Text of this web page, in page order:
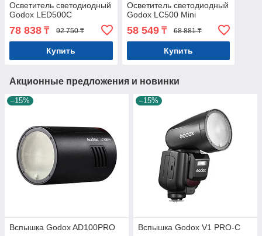
Осветитель светодиодный
Godox LED500C
78 838 ₸ 92 750 ₸
Купить
Осветитель светодиодный
Godox LC500 Mini
58 549₸ 68 881 ₸
Купить
Акционные предложения и новинки
–15%
Вспышка Godox AD100PRO
–15%
Вспышка Godox V1 PRO-C